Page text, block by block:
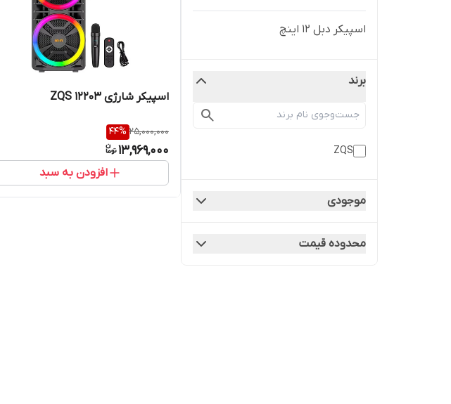
اسپیکر دبل 12 اینچ
برند
ZQS
موجودی
محدوده قیمت
اسپیکر شارژی ZQS 12203
25,000,000
44%
13,969,000
افزودن به سبد